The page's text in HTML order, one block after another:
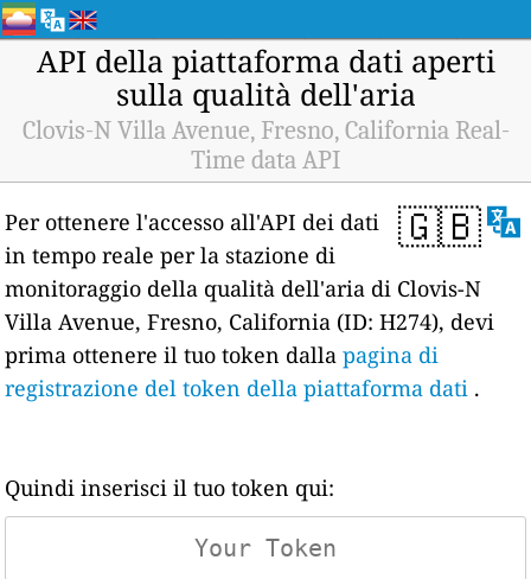
API della piattaforma dati aperti
sulla qualità dell'aria
Clovis-N Villa Avenue, Fresno, California Real-
Time data API
🇬🇧
Per ottenere l'accesso all'API dei dati
in tempo reale per la stazione di
monitoraggio della qualità dell'aria di Clovis-N
Villa Avenue, Fresno, California (ID: H274), devi
prima ottenere il tuo token dallapagina di
registrazione del token della piattaforma dati .
Quindi inserisci il tuo token qui: